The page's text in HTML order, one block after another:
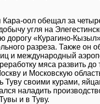
оол обещал за
угля на
дорогу «Курагино-
разреза. Также он
и международный
мяса развить до
и Московскую
Туву своими курами,
наладить
и в Туву.